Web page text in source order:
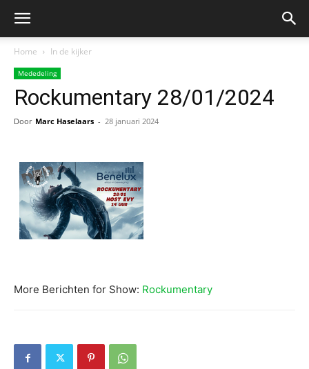
Home In de kijker
Mededeling
Rockumentary 28/01/2024
Door Marc Haselaars - 28 januari 2024
More Berichten for Show: Rockumentary